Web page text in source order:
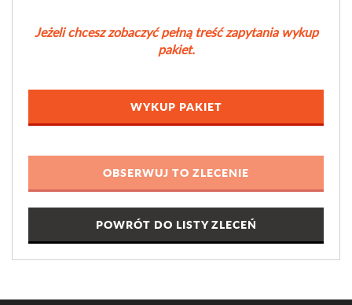
Jeżeli chcesz zobaczyć pełną treść zapytania wykup
pakiet.
WYKUP PAKIET
POWRÓT DO LISTY ZLECEŃ